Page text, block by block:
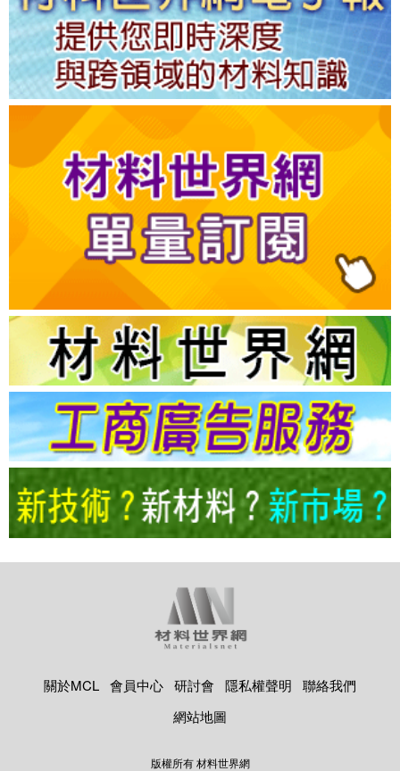
關於MCL 會員中心 研討會 隱私權聲明
聯絡我們
網站地圖
版權所有 材料世界網